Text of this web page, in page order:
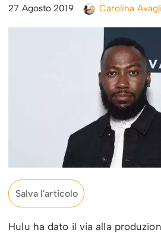
27 Agosto 2019 Carolina
Salva l'articolo
Hulu ha dato il via alla